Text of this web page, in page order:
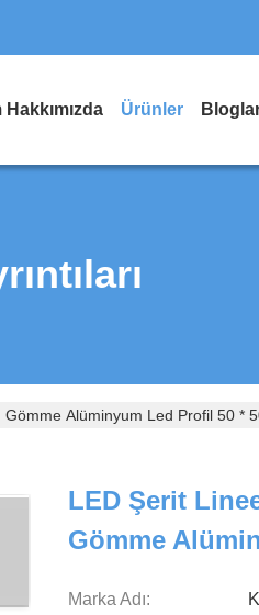
Hakkımızda Ürünler
Alüminyum Led Profil 50 *
LED Şerit
Gömme
Marka Adı: